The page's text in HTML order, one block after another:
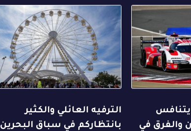
والفرق في
الترفيه العائلي والكثير
بانتظاركم في سباق البحرين